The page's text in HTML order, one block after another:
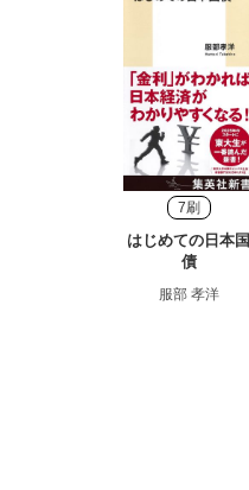
7刷
はじめての日本国
債
服部 孝洋